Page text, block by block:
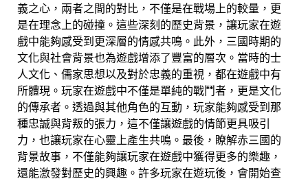
義之心，兩者之間的對比，不僅是在戰場上的較量，更
是在理念上的碰撞。這些深刻的歷史背景，讓玩家在遊
戲中能夠感受到更深層的情感共鳴。此外，三國時期的
文化與社會背景也為遊戲增添了豐富的層次。當時的士
人文化、儒家思想以及對於忠義的重視，都在遊戲中有
所體現。玩家在遊戲中不僅是單純的戰鬥者，更是文化
的傳承者。透過與其他角色的互動，玩家能夠感受到那
種忠誠與背叛的張力，這不僅讓遊戲的情節更具吸引
力，也讓玩家在心靈上產生共鳴。最後，瞭解赤三國的
背景故事，不僅能夠讓玩家在遊戲中獲得更多的樂趣，
還能激發對歷史的興趣。許多玩家在遊玩後，會開始查